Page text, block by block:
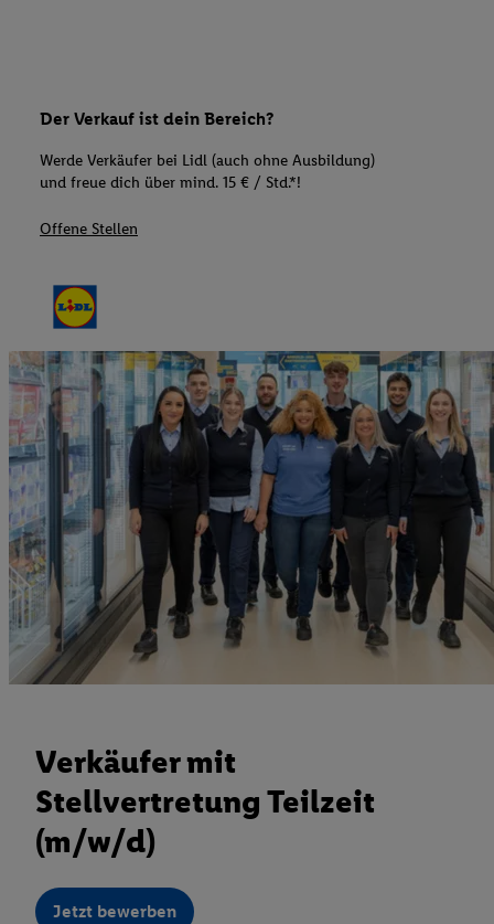
Der Verkauf ist dein Bereich?
Werde Verkäufer bei Lidl (auch ohne Ausbildung)
und freue dich über mind. 15 € / Std.*!
Offene Stellen
Verkäufer mit
Stellvertretung Teilzeit
(m/w/d)
Jetzt bewerben